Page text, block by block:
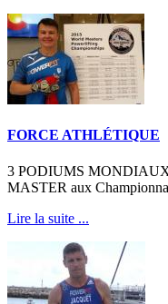
FORCE ATHLÉTIQUE
3 PODIUMS MONDIAUX
MASTER aux
Lire la suite ...